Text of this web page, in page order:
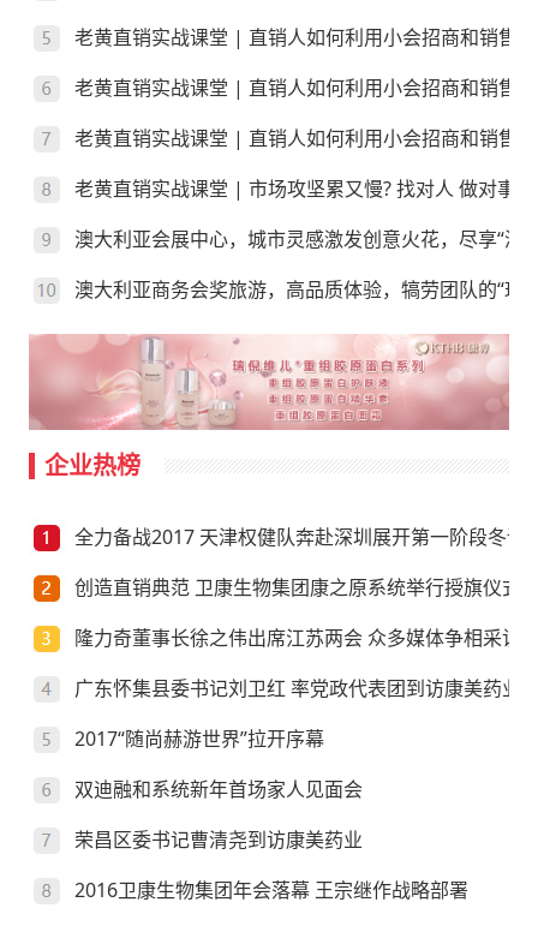
老黄直销实战课堂 | 直销人如何利用小会招商和销售
老黄直销实战课堂 | 直销人如何利用小会招商和销售
老黄直销实战课堂 | 直销人如何利用小会招商和销售
老黄直销实战课堂 | 市场攻坚累又慢? 找对人 做对事
澳大利亚会展中心，城市灵感激发创意火花，尽享“澳”
澳大利亚商务会奖旅游，高品质体验，犒劳团队的“玩”
企业热榜
全力备战2017 天津权健队奔赴深圳展开第一阶段冬训
创造直销典范 卫康生物集团康之原系统举行授旗仪式
隆力奇董事长徐之伟出席江苏两会 众多媒体争相采访
广东怀集县委书记刘卫红 率党政代表团到访康美药业
2017“随尚赫游世界”拉开序幕
双迪融和系统新年首场家人见面会
荣昌区委书记曹清尧到访康美药业
2016卫康生物集团年会落幕 王宗继作战略部署